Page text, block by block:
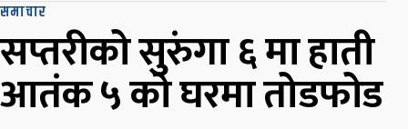
समाचार
सप्तरीको सुरुंगा ६ मा हाती
आतंक ५ को घरमा तोडफोड